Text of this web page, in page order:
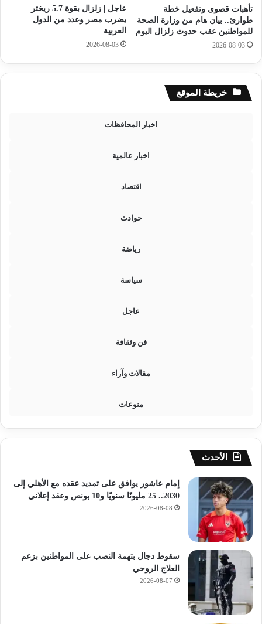
ؤ
س
ا
ء
ت
ع
خ
س
ا
ش
تأهبات قصوى وتفعيل خطة
طوارئ.. بيان هام من وزارة الصحة
للمواطنين عقب حدوث زلزال اليوم
2026-08-03
عاجل | زلزال بقوة 5.7 ريختر
يضرب مصر وعدد من الدول
العربية
2026-08-03
خريطة الموقع
اخبار المحافظات
اخبار عالمية
اقتصاد
حوادث
رياضة
سياسة
عاجل
فن وثقافة
مقالات وآراء
منوعات
الأحدث
إمام عاشور يوافق على تمديد عقده مع الأهلي إلى
2030.. 25 مليونًا سنويًا و10 بونص وعقد إعلاني
2026-08-08
سقوط دجال بتهمة النصب على المواطنين بزعم
العلاج الروحي
2026-08-07